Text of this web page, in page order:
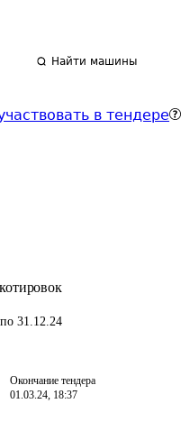
Найти машины
в тендере
31.12.24
Окончание тендера
01.03.24, 18:37